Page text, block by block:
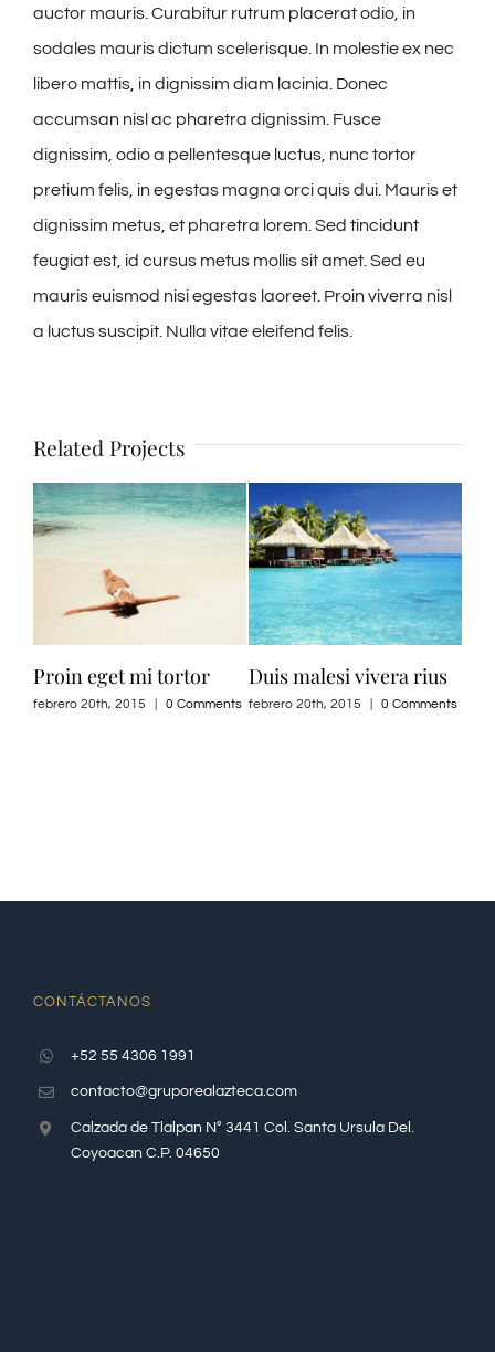
auctor mauris. Curabitur rutrum placerat odio, in
sodales mauris dictum scelerisque. In molestie ex nec
libero mattis, in dignissim diam lacinia. Donec
accumsan nisl ac pharetra dignissim. Fusce
dignissim, odio a pellentesque luctus, nunc tortor
pretium felis, in egestas magna orci quis dui. Mauris et
dignissim metus, et pharetra lorem. Sed tincidunt
feugiat est, id cursus metus mollis sit amet. Sed eu
mauris euismod nisi egestas laoreet. Proin viverra nisl
a luctus suscipit. Nulla vitae eleifend felis.
Related Projects
Proin eget mi tortor
febrero 20th, 2015 0 Comments
Duis malesi vivera rius
febrero 20th, 2015 0 Comments
CONTÁCTANOS
+52 55 4306 1991
contacto@gruporealazteca.com
Calzada de Tlalpan N° 3441 Col. Santa Ursula Del.
Coyoacan C.P. 04650